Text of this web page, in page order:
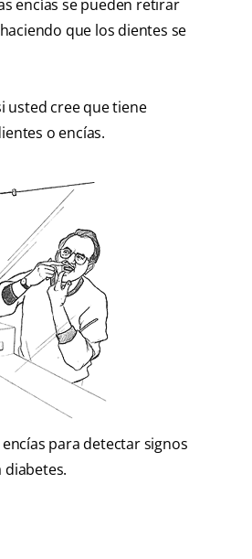
encías se pueden retirar
que los dientes se
usted cree que tiene
o encías.
para detectar signos